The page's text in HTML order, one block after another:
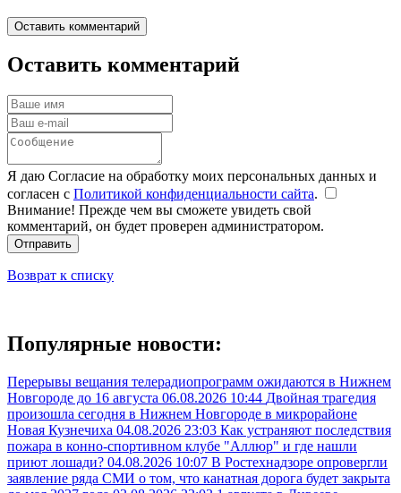
Оставить комментарий
Оставить комментарий
Я даю Согласие на обработку моих персональных данных и
согласен с Политикой конфиденциальности сайта.
Внимание! Прежде чем вы сможете увидеть свой
комментарий, он будет проверен администратором.
Отправить
Возврат к списку
Популярные новости:
Перерывы вещания телерадиопрограмм ожидаются в Нижнем
Новгороде до 16 августа 06.08.2026 10:44 Двойная трагедия
произошла сегодня в Нижнем Новгороде в микрорайоне
Новая Кузнечиха 04.08.2026 23:03 Как устраняют последствия
пожара в конно-спортивном клубе "Аллюр" и где нашли
приют лошади? 04.08.2026 10:07 В Ростехнадзоре опровергли
заявление ряда СМИ о том, что канатная дорога будет закрыта